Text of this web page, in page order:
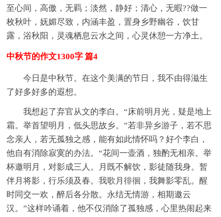
至心间，高傲，无羁；淡然，静好；清心，无暇??做一
枚秋叶，妩媚尽致，内涵丰盈，置身乡野幽谷，饮甘
露，浴秋阳，灵魂栖息云水之间，心灵休憩一方净土。
中秋节的作文1300字 篇4
今日是中秋节。在这个美满的节日，我不由得滋生
了好多好多的遐想。
我想起了弃官从文的李白。“床前明月光，疑是地上
霜。举首望明月，低头思故乡。”若非异乡游子，若不思
念亲人，若无孤独之感，能有如此情怀吗？好个李白，
他自有消除寂寞的办法。“花间一壶酒，独酌无相亲。举
杯邀明月，对影成三人。月既不解饮，影徒随我身。暂
伴月将影，行乐须及春。我歌月徘徊，我舞影零乱。醒
时同交一欢，醉后各分散。永结无情游，相期邀云
汉。”这样吟诵着，他不仅消除了孤独感，心里热闹起来